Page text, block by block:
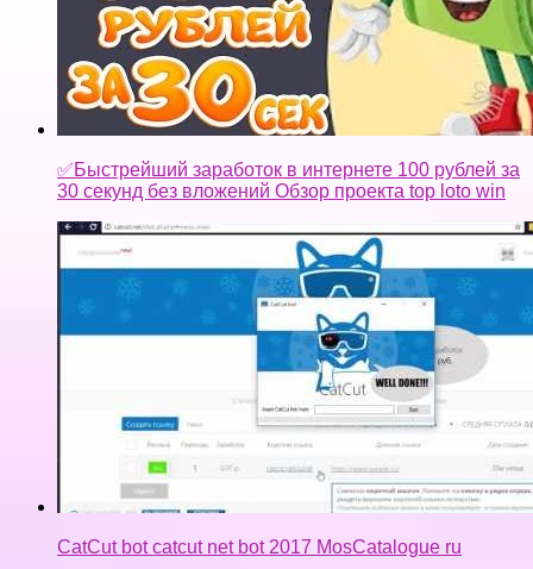
✅Быстрейший заработок в интернете 100 рублей за
30 секунд без вложений Обзор проекта top loto win
CatCut bot catcut net bot 2017 MosCatalogue ru